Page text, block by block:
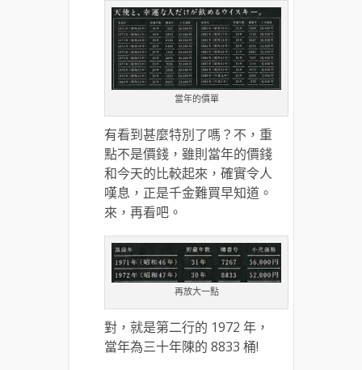
當年的價單
有看到甚麼特別了嗎？不，重
點不是價錢，雖則當年的價錢
和今天的比較起來，確實令人
嘆息，正是千金難買早知道。
來，再看吧。
再放大一點
對，就是第二行的 1972 年，
當年為三十年陳的 8833 桶!